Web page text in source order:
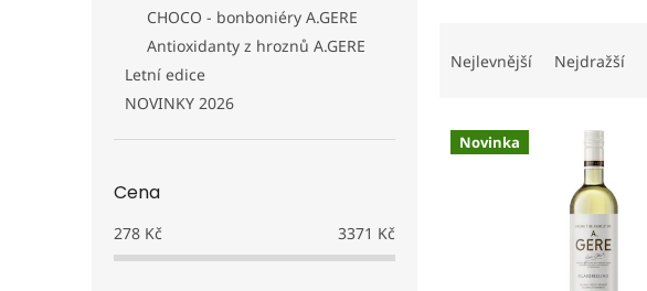
CHOCO - bonboniéry A.GERE
Antioxidanty z hroznů A.GERE
Letní edice
NOVINKY 2026
Cena
278 Kč 3371 Kč
a
n
Nejlevnější Nejdražší
V Novinka